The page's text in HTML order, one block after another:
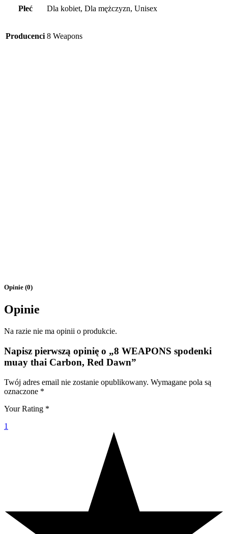
Płeć Dla kobiet, Dla mężczyzn, Unisex
Producenci 8 Weapons
Opinie (0)
Opinie
Na razie nie ma opinii o produkcie.
Napisz pierwszą opinię o „8 WEAPONS spodenki
muay thai Carbon, Red Dawn”
Twój adres email nie zostanie opublikowany. Wymagane pola są
oznaczone *
Your Rating *
1